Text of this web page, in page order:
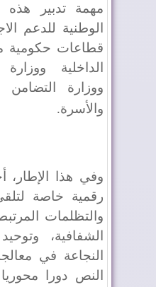
مهمة تدبير هذه
الوطنية للدعم
قطاعات حكومية
الداخلية ووزارة
ووزارة التضامن
والأسرة.
وفي هذا الإطار،
رقمية خاصة
والتظلمات
الشفافية،
النجاعة في
النص دورا